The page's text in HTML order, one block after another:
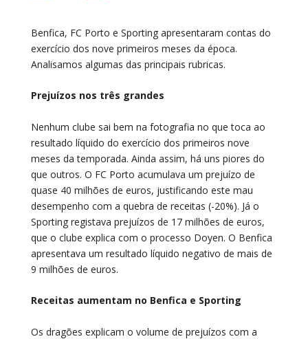
Benfica, FC Porto e Sporting apresentaram contas do
exercício dos nove primeiros meses da época.
Analisamos algumas das principais rubricas.
Prejuízos nos três grandes
Nenhum clube sai bem na fotografia no que toca ao
resultado líquido do exercício dos primeiros nove
meses da temporada. Ainda assim, há uns piores do
que outros. O FC Porto acumulava um prejuízo de
quase 40 milhões de euros, justificando este mau
desempenho com a quebra de receitas (-20%). Já o
Sporting registava prejuízos de 17 milhões de euros,
que o clube explica com o processo Doyen. O Benfica
apresentava um resultado líquido negativo de mais de
9 milhões de euros.
Receitas aumentam no Benfica e Sporting
Os dragões explicam o volume de prejuízos com a